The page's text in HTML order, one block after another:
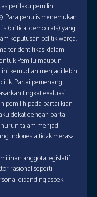
perilaku pemilih
Para penulis menemukan
(critical democrats) yang
keputusan politik warga.
teridentifikasi dalam
Pemilu maupun
kemudian menjadi lebih
Partai pemenang
tingkat evaluasi
pemilih pada partai kian
dekat dengan partai
tajam menjadi
Indonesia tidak merasa
anggota legislatif
rasional seperti
dibanding aspek